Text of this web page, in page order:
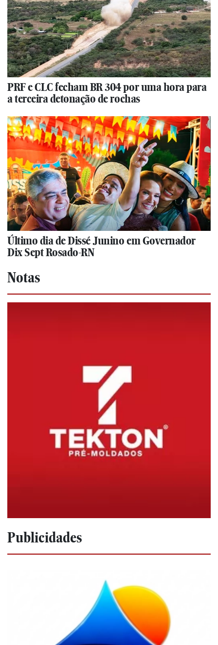
PRF e CLC fecham BR 304 por uma hora para
a terceira detonação de rochas
Último dia de Dissé Junino em Governador
Dix Sept Rosado-RN
Notas
Publicidades